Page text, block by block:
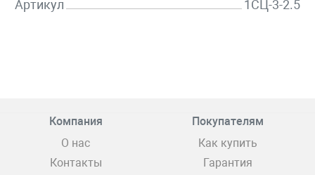
Артикул
1СЦ-3-2.5
Компания
О нас
Контакты
Покупателям
Как купить
Гарантия